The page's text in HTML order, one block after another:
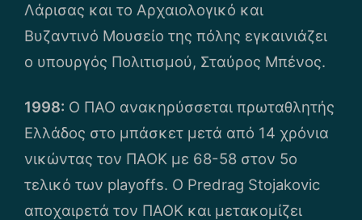
Λάρισας και το Αρχαιολογικό και
Βυζαντινό Μουσείο της πόλης εγκαινιάζει
ο υπουργός Πολιτισμού, Σταύρος Μπένος.
1998: O ΠΑΟ ανακηρύσσεται πρωταθλητής
Ελλάδος στο μπάσκετ μετά από 14 χρόνια
νικώντας τον ΠΑΟΚ με 68-58 στον 5ο
τελικό των playoffs. Ο Predrag Stojakovic
αποχαιρετά τον ΠΑΟΚ και μετακομίζει